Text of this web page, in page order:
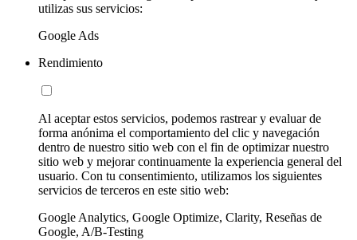
utilizas sus servicios:
Google Ads
Rendimiento
Al aceptar estos servicios, podemos rastrear y evaluar de
forma anónima el comportamiento del clic y navegación
dentro de nuestro sitio web con el fin de optimizar nuestro
sitio web y mejorar continuamente la experiencia general del
usuario. Con tu consentimiento, utilizamos los siguientes
servicios de terceros en este sitio web:
Google Analytics, Google Optimize, Clarity, Reseñas de
Google, A/B-Testing